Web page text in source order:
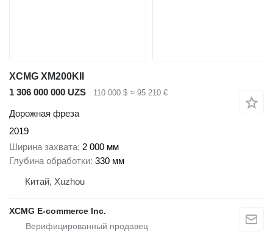
XCMG XM200KII
1 306 000 000 UZS
110 000 $ ≈ 95 210 €
Дорожная фреза
2019
Ширина захвата 2 000 мм
Глубина обработки 330 мм
Китай, Xuzhou
XCMG E-commerce Inc.